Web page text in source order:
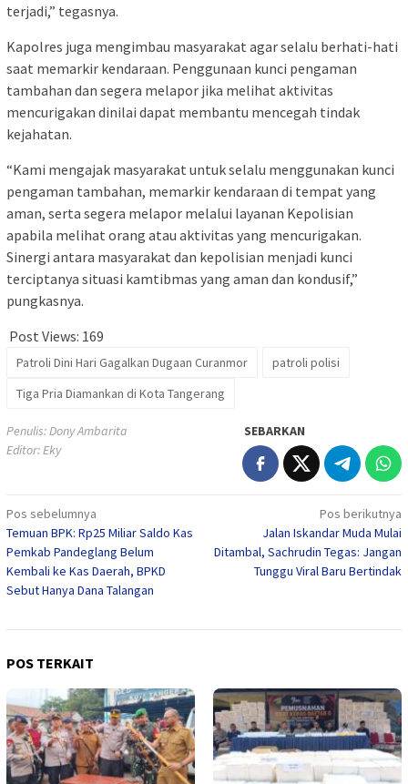
terjadi,” tegasnya.
Kapolres juga mengimbau masyarakat agar selalu berhati-hati
saat memarkir kendaraan. Penggunaan kunci pengaman
tambahan dan segera melapor jika melihat aktivitas
mencurigakan dinilai dapat membantu mencegah tindak
kejahatan.
“Kami mengajak masyarakat untuk selalu menggunakan kunci
pengaman tambahan, memarkir kendaraan di tempat yang
aman, serta segera melapor melalui layanan Kepolisian
apabila melihat orang atau aktivitas yang mencurigakan.
Sinergi antara masyarakat dan kepolisian menjadi kunci
terciptanya situasi kamtibmas yang aman dan kondusif,”
pungkasnya.
Post Views: 169
Patroli Dini Hari Gagalkan Dugaan Curanmor
patroli polisi
Tiga Pria Diamankan di Kota Tangerang
Penulis: Dony Ambarita
Editor: Eky
SEBARKAN
Navigasi
pos
Pos sebelumnya
Temuan BPK: Rp25 Miliar Saldo Kas
Pemkab Pandeglang Belum
Kembali ke Kas Daerah, BPKD
Sebut Hanya Dana Talangan
Pos berikutnya
Jalan Iskandar Muda Mulai
Ditambal, Sachrudin Tegas: Jangan
Tunggu Viral Baru Bertindak
POS TERKAIT